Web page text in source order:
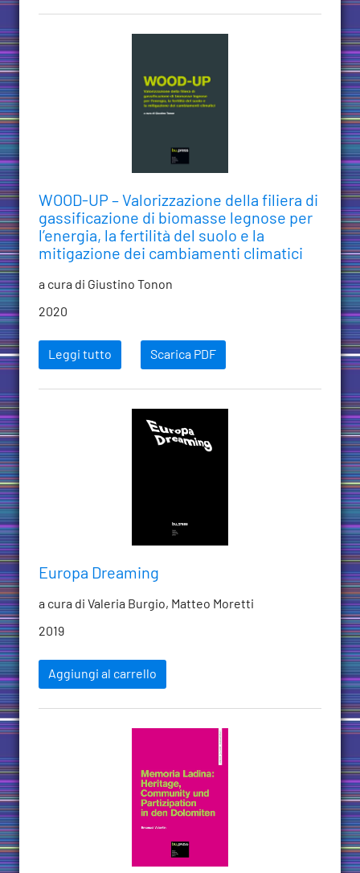
WOOD-UP – Valorizzazione della filiera di
gassificazione di biomasse legnose per
l’energia, la fertilità del suolo e la
mitigazione dei cambiamenti climatici
a cura di Giustino Tonon
2020
Leggi tutto Scarica PDF
Europa Dreaming
a cura di Valeria Burgio, Matteo Moretti
2019
Aggiungi al carrello